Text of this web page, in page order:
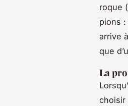
roque
pions
arrive
que
La
choisir